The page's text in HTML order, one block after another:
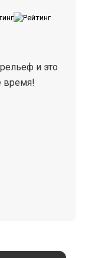
и это
время!